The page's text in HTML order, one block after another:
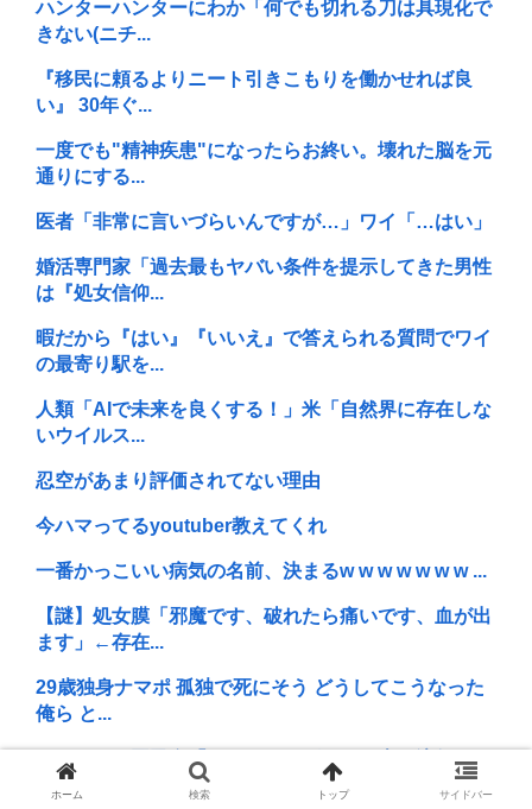
ハンターハンターにわか「何でも切れる刀は具現化で
きない(ニチ...
『移民に頼るよりニート引きこもりを働かせれば良
い』 30年ぐ...
一度でも"精神疾患"になったらお終い。壊れた脳を元
通りにする...
医者「非常に言いづらいんですが…」ワイ「…はい」
婚活専門家「過去最もヤバい条件を提示してきた男性
は『処女信仰...
暇だから『はい』『いいえ』で答えられる質問でワイ
の最寄り駅を...
人類「AIで未来を良くする！」米「自然界に存在しな
いウイルス...
忍空があまり評価されてない理由
今ハマってるyoutuber教えてくれ
一番かっこいい病気の名前、決まるw w w w w w w ...
【謎】処女膜「邪魔です、破れたら痛いです、血が出
ます」←存在...
29歳独身ナマポ 孤独で死にそう どうしてこうなった
俺ら と...
アメリカの国民食「ホットドッグ」が日本で流行らな
い理由www
ホーム 検索 トップ サイドバー